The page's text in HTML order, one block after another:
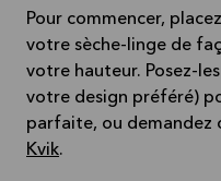
Pour commencer,
votre sèche-linge de
votre hauteur. Posez-
votre design préféré)
parfaite, ou demandez
Kvik.